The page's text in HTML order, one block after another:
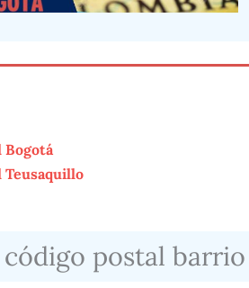
Bogotá
Teusaquillo
postal